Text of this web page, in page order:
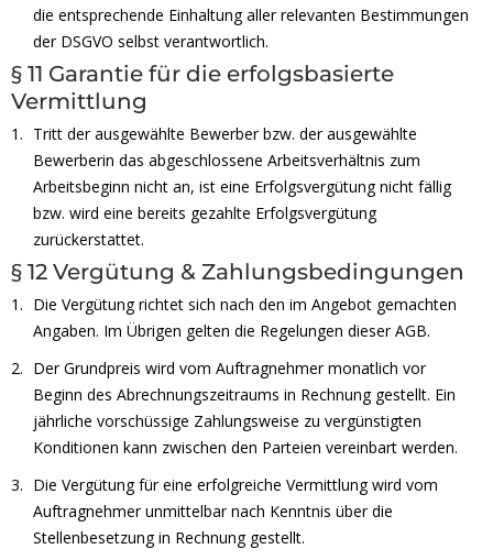
die entsprechende Einhaltung aller relevanten Bestimmungen
der DSGVO selbst verantwortlich.
§ 11 Garantie für die erfolgsbasierte
Vermittlung
Tritt der ausgewählte Bewerber bzw. der ausgewählte
Bewerberin das abgeschlossene Arbeitsverhältnis zum
Arbeitsbeginn nicht an, ist eine Erfolgsvergütung nicht fällig
bzw. wird eine bereits gezahlte Erfolgsvergütung
zurückerstattet.
§ 12 Vergütung & Zahlungsbedingungen
Die Vergütung richtet sich nach den im Angebot gemachten
Angaben. Im Übrigen gelten die Regelungen dieser AGB.
Der Grundpreis wird vom Auftragnehmer monatlich vor
Beginn des Abrechnungszeitraums in Rechnung gestellt. Ein
jährliche vorschüssige Zahlungsweise zu vergünstigten
Konditionen kann zwischen den Parteien vereinbart werden.
Die Vergütung für eine erfolgreiche Vermittlung wird vom
Auftragnehmer unmittelbar nach Kenntnis über die
Stellenbesetzung in Rechnung gestellt.